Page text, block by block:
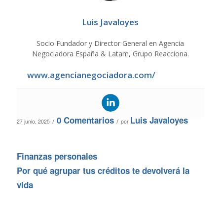
Luis Javaloyes
Socio Fundador y Director General en Agencia
Negociadora España & Latam, Grupo Reacciona.
www.agencianegociadora.com/
27 junio, 2025 / 0 Comentarios / por Luis Javaloyes
Finanzas personales
Por qué agrupar tus créditos te devolverá la
vida